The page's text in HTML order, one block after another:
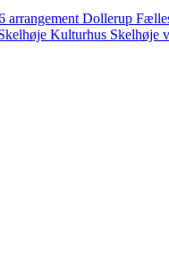
arrangement Dollerup
Kulturhus Skelhøje